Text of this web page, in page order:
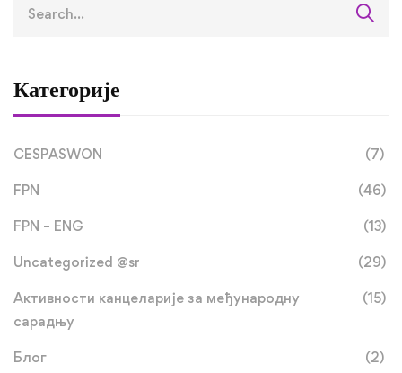
Категорије
CESPASWON (7)
FPN (46)
FPN – ENG (13)
Uncategorized @sr (29)
Активности канцеларије за међународну
сарадњу
(15)
Блог (2)